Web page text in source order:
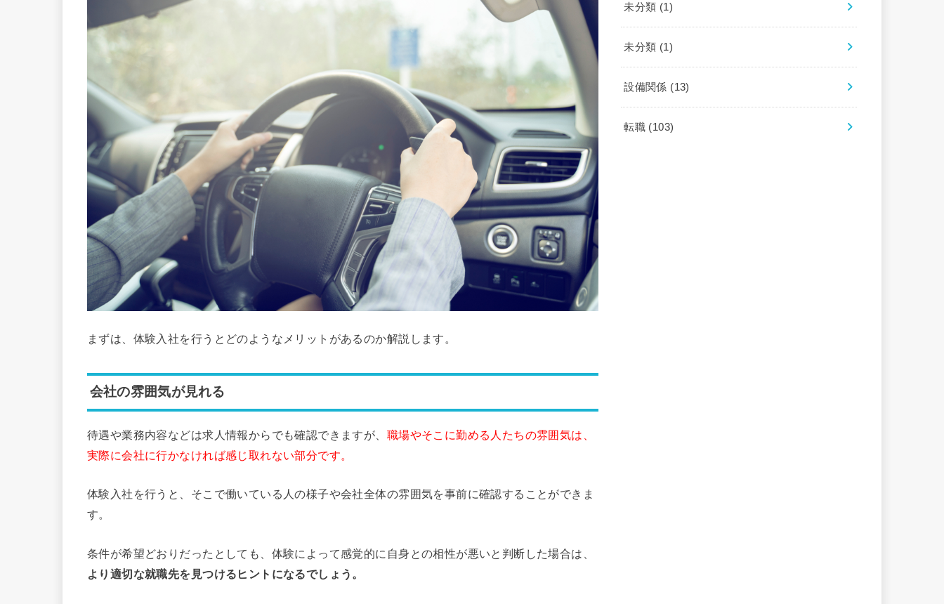
まずは、体験入社を行うとどのようなメリットがあるのか解説します。
会社の雰囲気が見れる
待遇や業務内容などは求人情報からでも確認できますが、 職場やそこに勤める人たちの雰囲気は、
実際に会社に行かなければ感じ取れない部分です。
体験入社を行うと、そこで働いている人の様子や会社全体の雰囲気を事前に確認することができま
す。
条件が希望どおりだったとしても、体験によって感覚的に自身との相性が悪いと判断した場合は、
より適切な就職先を見つけるヒントになるでしょう。
未分類 (1)
未分類 (1)
設備関係 (13)
転職 (103)